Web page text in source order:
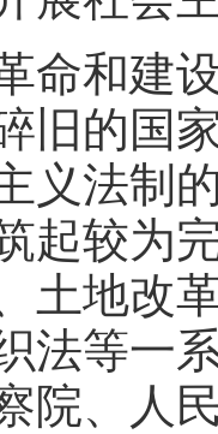
命和建
旧的国
义法制
起较为
土地改
法等一
院、人